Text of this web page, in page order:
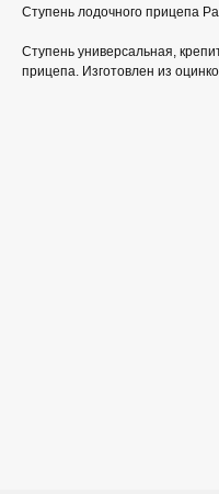
Ступень лодочного прицепа
Ступень универсальная,
прицепа. Изготовлен из